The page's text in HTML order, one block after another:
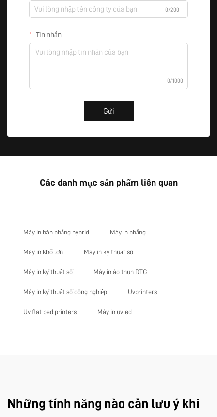
0/200
Tin nhắn
0/1000
Gửi
Các danh mục sản phẩm liên quan
Máy in bàn phẳng hybrid Máy in phẳng
Máy in khổ lớn Máy in kỹ thuật số
Máy in kỹ thuật số Máy in áo thun DTG
Máy in kỹ thuật số công nghiệp Uvprinters
Uv flat bed printers Máy in uvled
Những tính năng nào cần lưu ý khi